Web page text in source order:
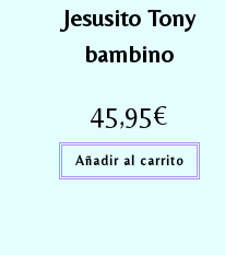
Jesusito Tony
bambino
45,95€
Añadir al carrito